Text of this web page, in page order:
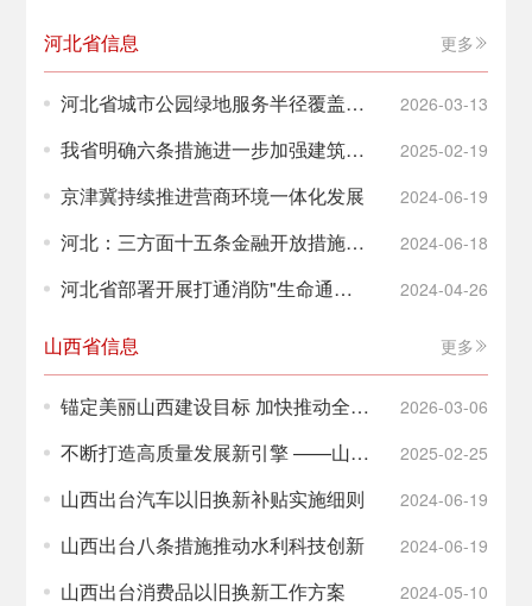
河北省信息 更多
河北省城市公园绿地服务半径覆盖率
2026-03-13
我省明确六条措施进一步加强建筑起
2025-02-19
京津冀持续推进营商环境一体化发展 2024-06-19
河北：三方面十五条金融开放措施助
2024-06-18
河北省部署开展打通消防"生命通
2024-04-26
山西省信息 更多
锚定美丽山西建设目标 加快推动全面
保护良好开局
2026-03-06
不断打造高质量发展新引擎 ——山西
业与园区观察
2025-02-25
山西出台汽车以旧换新补贴实施细则 2024-06-19
山西出台八条措施推动水利科技创新 2024-06-19
山西出台消费品以旧换新工作方案 2024-05-10